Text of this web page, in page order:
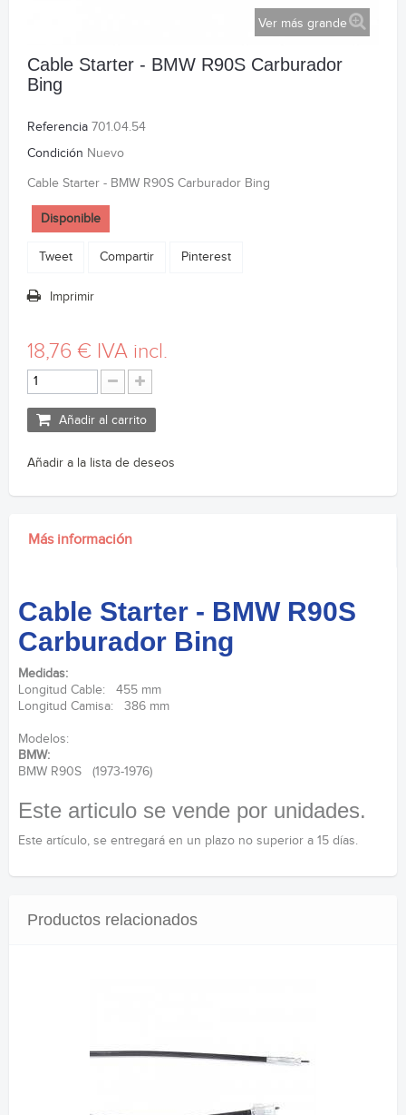
Ver más grande
Cable Starter - BMW R90S Carburador
Bing
Referencia 701.04.54
Condición Nuevo
Cable Starter - BMW R90S Carburador Bing
Disponible
Tweet Compartir Pinterest
Imprimir
18,76 € IVA incl.
Añadir al carrito
Añadir a la lista de deseos
Más información
Cable Starter - BMW R90S
Carburador Bing
Medidas:
Longitud Cable: 455 mm
Longitud Camisa: 386 mm
Modelos:
BMW:
BMW R90S (1973-1976)
Este articulo se vende por unidades.
Este artículo, se entregará en un plazo no superior a 15 días.
Productos relacionados